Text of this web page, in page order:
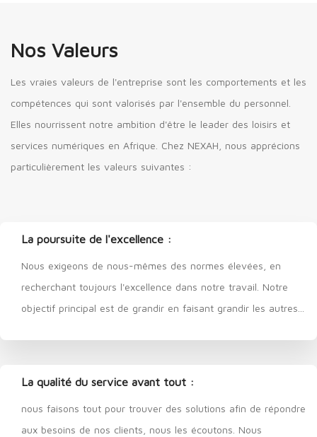
Nos Valeurs
Les vraies valeurs de l'entreprise sont les comportements et les
compétences qui sont valorisés par l'ensemble du personnel.
Elles nourrissent notre ambition d'être le leader des loisirs et
services numériques en Afrique. Chez NEXAH, nous apprécions
particulièrement les valeurs suivantes :
La poursuite de l'excellence :
Nous exigeons de nous-mêmes des normes élevées, en
recherchant toujours l'excellence dans notre travail. Notre
objectif principal est de grandir en faisant grandir les autres...
La qualité du service avant tout :
nous faisons tout pour trouver des solutions afin de répondre
aux besoins de nos clients, nous les écoutons. Nous